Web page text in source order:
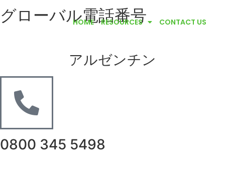
HOME RESOURCES CONTACT US
グローバル電話番号
アルゼンチン
0800 345 5498